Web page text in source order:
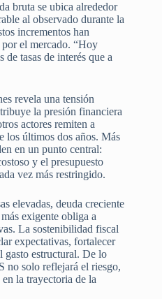
bruta se ubica alrededor
al observado durante la
incrementos han
el mercado. “Hoy
de tasas de interés que a
revela una tensión
la presión financiera
actores remiten a
los últimos dos años. Más
en un punto central:
y el presupuesto
vez más restringido.
elevadas, deuda creciente
exigente obliga a
La sostenibilidad fiscal
expectativas, fortalecer
gasto estructural. De lo
no solo reflejará el riesgo,
la trayectoria de la